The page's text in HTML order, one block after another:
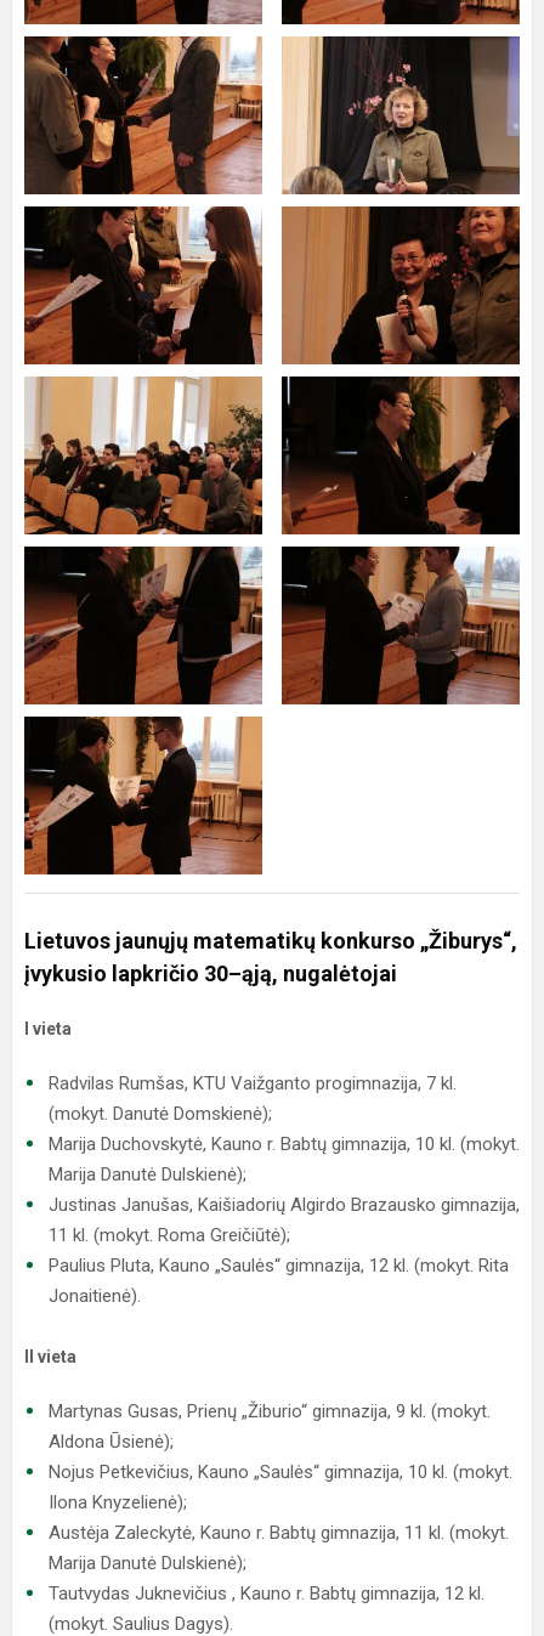
Lietuvos jaunųjų matematikų konkurso „Žiburys“,
įvykusio lapkričio 30–ąją, nugalėtojai
I vieta
Radvilas Rumšas, KTU Vaižganto progimnazija, 7 kl.
(mokyt. Danutė Domskienė);
Marija Duchovskytė, Kauno r. Babtų gimnazija, 10 kl. (mokyt.
Marija Danutė Dulskienė);
Justinas Janušas, Kaišiadorių Algirdo Brazausko gimnazija,
11 kl. (mokyt. Roma Greičiūtė);
Paulius Pluta, Kauno „Saulės“ gimnazija, 12 kl. (mokyt. Rita
Jonaitienė).
II vieta
Martynas Gusas, Prienų „Žiburio“ gimnazija, 9 kl. (mokyt.
Aldona Ūsienė);
Nojus Petkevičius, Kauno „Saulės“ gimnazija, 10 kl. (mokyt.
Ilona Knyzelienė);
Austėja Zaleckytė, Kauno r. Babtų gimnazija, 11 kl. (mokyt.
Marija Danutė Dulskienė);
Tautvydas Juknevičius , Kauno r. Babtų gimnazija, 12 kl.
(mokyt. Saulius Dagys).